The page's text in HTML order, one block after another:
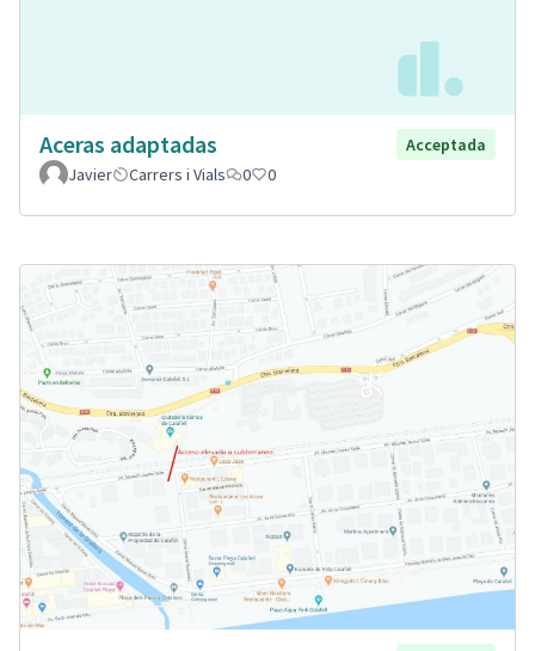
Aceras adaptadas
Acceptada
Javier
Carrers i Vials 0 0